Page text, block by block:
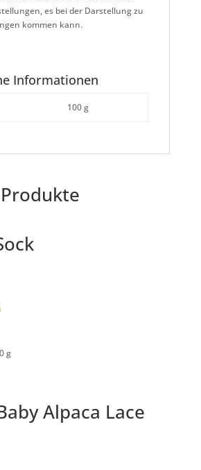
es bei der Darstellung zu
kommen kann.
Informationen
100 g
g
Alpaca Lace